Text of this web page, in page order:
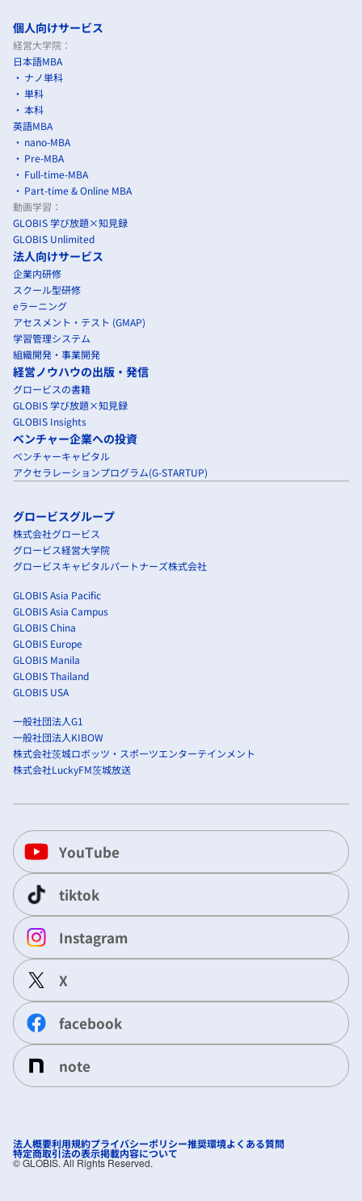
個人向けサービス
経営大学院：
日本語MBA
ナノ単科
単科
本科
英語MBA
nano-MBA
Pre-MBA
Full-time-MBA
Part-time & Online MBA
動画学習：
GLOBIS 学び放題×知見録
GLOBIS Unlimited
法人向けサービス
企業内研修
スクール型研修
eラーニング
アセスメント・テスト (GMAP)
学習管理システム
組織開発・事業開発
経営ノウハウの出版・発信
グロービスの書籍
GLOBIS 学び放題×知見録
GLOBIS Insights
ベンチャー企業への投資
ベンチャーキャピタル
アクセラレーションプログラム(G-STARTUP)
グロービスグループ
株式会社グロービス
グロービス経営大学院
グロービスキャピタルパートナーズ株式会社
GLOBIS Asia Pacific
GLOBIS Asia Campus
GLOBIS China
GLOBIS Europe
GLOBIS Manila
GLOBIS Thailand
GLOBIS USA
一般社団法人G1
一般社団法人KIBOW
株式会社茨城ロボッツ・スポーツエンターテインメント
株式会社LuckyFM茨城放送
YouTube
tiktok
Instagram
X
facebook
note
法人概要利用規約プライバシーポリシー推奨環境よくある質問
特定商取引法の表示掲載内容について
©︎ GLOBIS. All Rights Reserved.